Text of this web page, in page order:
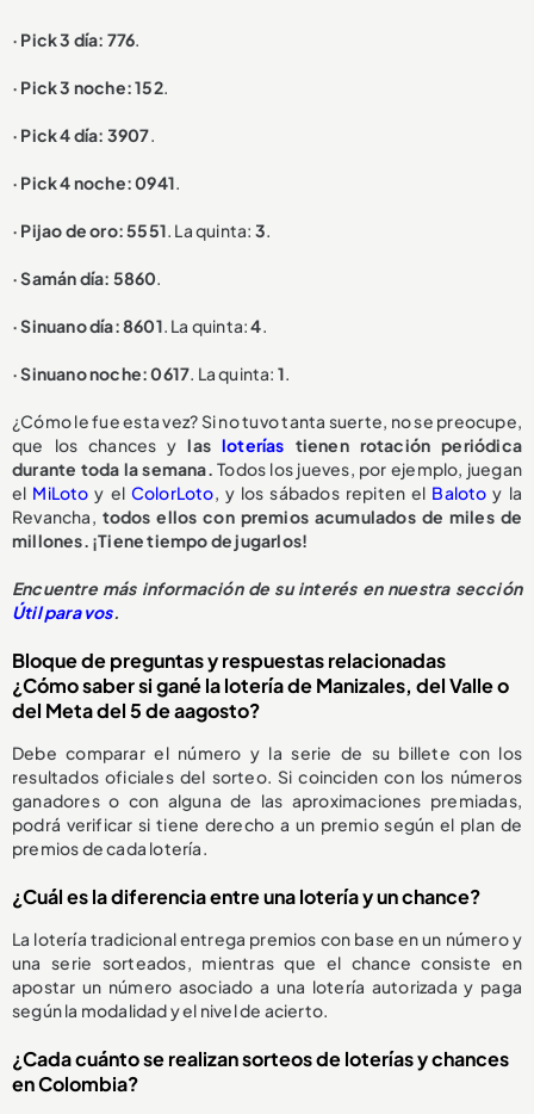
· Pick 3 día: 776.
· Pick 3 noche: 152.
· Pick 4 día: 3907.
· Pick 4 noche: 0941.
· Pijao de oro: 5551. La quinta: 3.
· Samán día: 5860.
· Sinuano día: 8601. La quinta:4.
· Sinuano noche: 0617. La quinta: 1.
¿Cómo le fue esta vez? Si no tuvo tanta suerte, no se preocupe,
que los chances ylasloterías tienen rotación periódica
durante toda la semana. Todos los jueves, por ejemplo, juegan
el MiLoto y el ColorLoto, y los sábados repiten el Baloto y la
Revancha, todos ellos con premios acumulados de miles de
millones. ¡Tiene tiempo de jugarlos!
Encuentre más información de su interés en nuestra sección
Útil para vos.
Bloque de preguntas y respuestas relacionadas
¿Cómo saber si gané la lotería de Manizales, del Valle o
del Meta del 5 de aagosto?
Debe comparar el número y la serie de su billete con los
resultados oficiales del sorteo. Si coinciden con los números
ganadores o con alguna de las aproximaciones premiadas,
podrá verificar si tiene derecho a un premio según el plan de
premios de cada lotería.
¿Cuál es la diferencia entre una lotería y un chance?
La lotería tradicional entrega premios con base en un número y
una serie sorteados, mientras que el chance consiste en
apostar un número asociado a una lotería autorizada y paga
según la modalidad y el nivel de acierto.
¿Cada cuánto se realizan sorteos de loterías y chances
en Colombia?